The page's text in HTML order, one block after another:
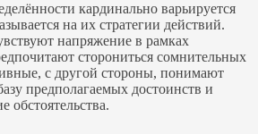
кардинально варьируется
на их стратегии действий.
напряжение в рамках
сторониться сомнительных
с другой стороны, понимают
предполагаемых достоинств и
обстоятельства.